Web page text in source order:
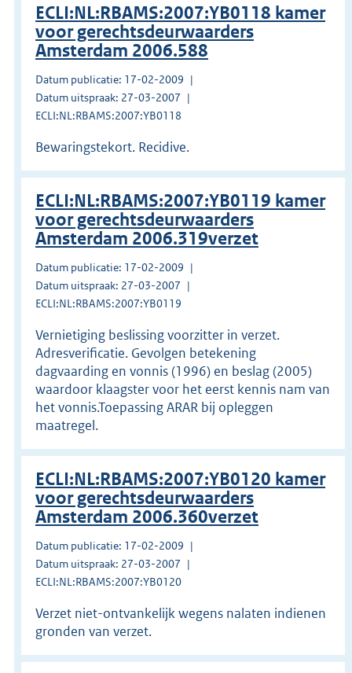
ECLI:NL:RBAMS:2007:YB0118 kamer
voor gerechtsdeurwaarders
Amsterdam 2006.588
Datum publicatie: 17-02-2009
Datum uitspraak: 27-03-2007
ECLI:NL:RBAMS:2007:YB0118
Bewaringstekort. Recidive.
ECLI:NL:RBAMS:2007:YB0119 kamer
voor gerechtsdeurwaarders
Amsterdam 2006.319verzet
Datum publicatie: 17-02-2009
Datum uitspraak: 27-03-2007
ECLI:NL:RBAMS:2007:YB0119
Vernietiging beslissing voorzitter in verzet.
Adresverificatie. Gevolgen betekening
dagvaarding en vonnis (1996) en beslag (2005)
waardoor klaagster voor het eerst kennis nam van
het vonnis.Toepassing ARAR bij opleggen
maatregel.
ECLI:NL:RBAMS:2007:YB0120 kamer
voor gerechtsdeurwaarders
Amsterdam 2006.360verzet
Datum publicatie: 17-02-2009
Datum uitspraak: 27-03-2007
ECLI:NL:RBAMS:2007:YB0120
Verzet niet-ontvankelijk wegens nalaten indienen
gronden van verzet.